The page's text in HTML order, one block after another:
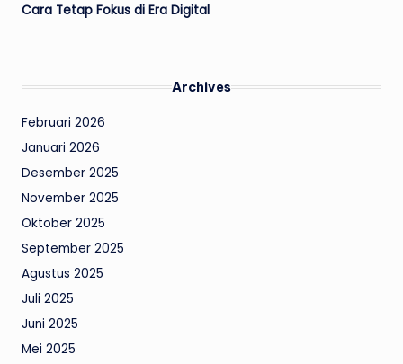
Cara Tetap Fokus di Era Digital
Archives
Februari 2026
Januari 2026
Desember 2025
November 2025
Oktober 2025
September 2025
Agustus 2025
Juli 2025
Juni 2025
Mei 2025